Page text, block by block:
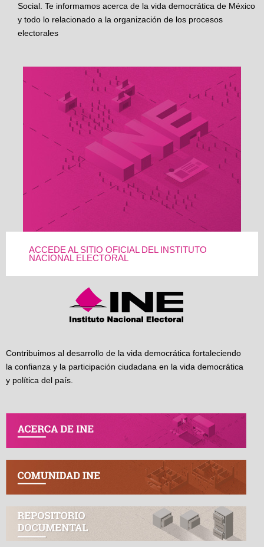
Social. Te informamos acerca de la vida democrática de México
y todo lo relacionado a la organización de los procesos
electorales
ACCEDE AL SITIO OFICIAL DEL INSTITUTO
NACIONAL ELECTORAL
Contribuimos al desarrollo de la vida democrática fortaleciendo
la confianza y la participación ciudadana en la vida democrática
y política del país.